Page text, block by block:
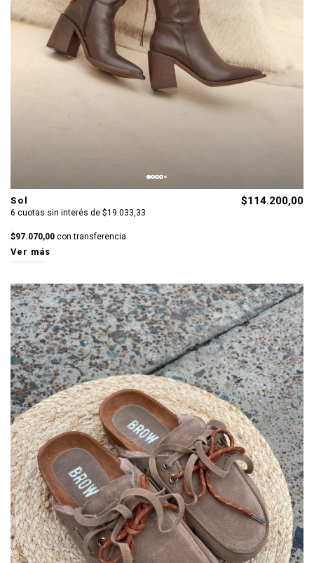
Sol
6 cuotas sin interés de $19.033,33
$97.070,00 con transferencia
$114.200,00
Ver más